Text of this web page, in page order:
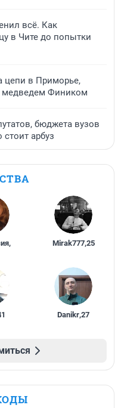
всё. Как
в Чите до попытки
в Приморье,
медведем Фиником
бюджета вузов
арбуз
,
Mirak777,25
Danikr,27